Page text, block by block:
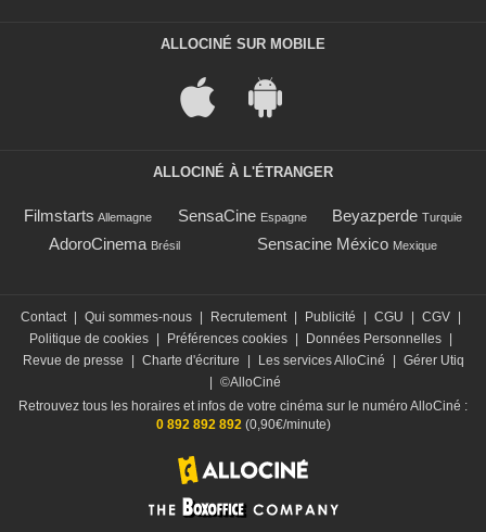
ALLOCINÉ SUR MOBILE
ALLOCINÉ À L'ÉTRANGER
Filmstarts Allemagne SensaCine Espagne Beyazperde Turquie
AdoroCinema Brésil Sensacine México Mexique
Contact Qui sommes-nous Recrutement Publicité CGU CGV
Politique de cookies
Préférences cookies Données Personnelles
Revue de presse
Charte d'écriture Les services AlloCiné
Gérer Utiq
©AlloCiné
Retrouvez tous les horaires et infos de votre cinéma sur le numéro AlloCiné :
0 892 892 892(0,90€/minute)